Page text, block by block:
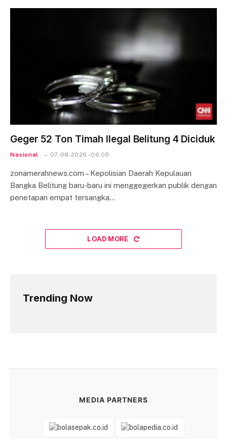
Geger 52 Ton Timah Ilegal Belitung 4 Diciduk
Nasional 07-08-2026 - 06.05
zonamerahnews.com – Kepolisian Daerah Kepulauan
Bangka Belitung baru-baru ini menggegerkan publik dengan
penetapan empat tersangka…
LOAD MORE
Trending Now
MEDIA PARTNERS